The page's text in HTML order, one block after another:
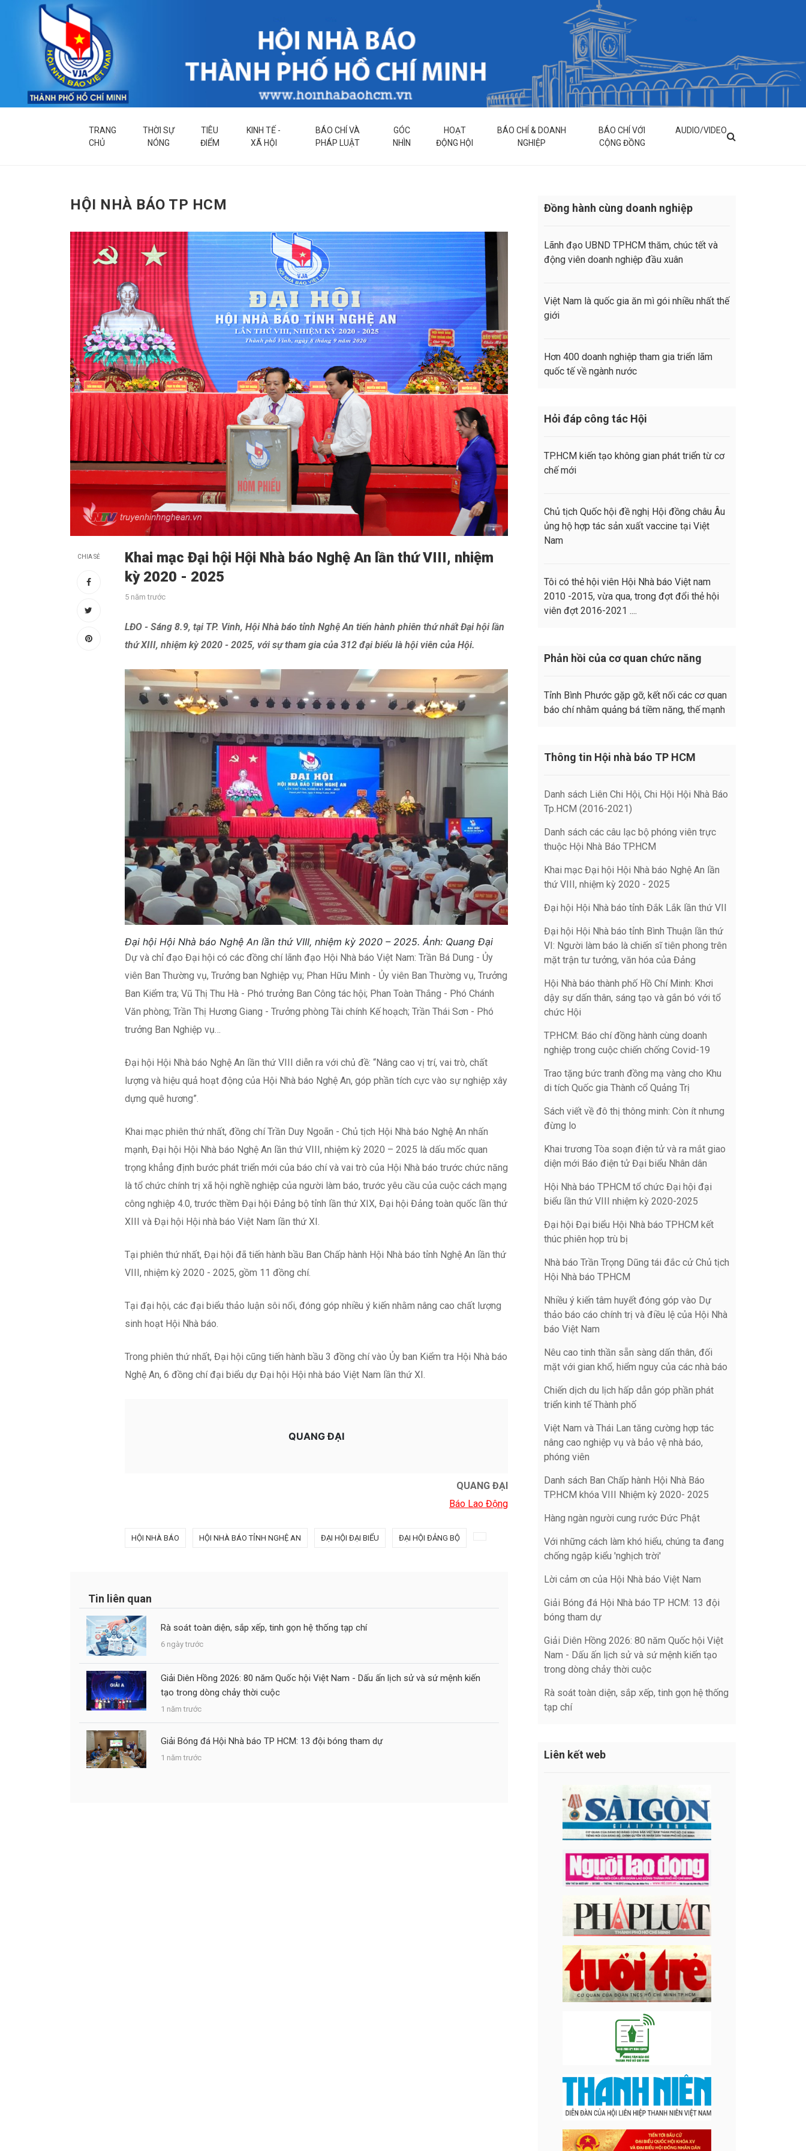
TRANG
CHỦ
THỜI SỰ
NÓNG
TIÊU
ĐIỂM
KINH TẾ -
XÃ HỘI
BÁO CHÍ VÀ
PHÁP LUẬT
GÓC
NHÌN
HOẠT
ĐỘNG HỘI
BÁO CHÍ & DOANH
NGHIỆP
BÁO CHÍ VỚI
CỘNG ĐỒNG
AUDIO/VIDEO
HỘI NHÀ BÁO TP HCM
CHIA SẺ
Khai mạc Đại hội Hội Nhà báo Nghệ An lần thứ VIII, nhiệm
kỳ 2020 - 2025
5 năm trước
QUANG ĐẠI
Báo Lao Động
HỘI NHÀ BÁO HỘI NHÀ BÁO TỈNH NGHỆ AN ĐẠI HỘI ĐẠI BIỂU ĐẠI HỘI ĐẢNG BỘ
Tin liên quan
Rà soát toàn diện, sắp xếp, tinh gọn hệ thống tạp chí
6 ngày trước
Giải Diên Hồng 2026: 80 năm Quốc hội Việt Nam - Dấu ấn lịch sử và sứ mệnh kiến
tạo trong dòng chảy thời cuộc
1 năm trước
Giải Bóng đá Hội Nhà báo TP HCM: 13 đội bóng tham dự
1 năm trước
Đồng hành cùng doanh nghiệp
Lãnh đạo UBND TPHCM thăm, chúc tết và
động viên doanh nghiệp đầu xuân
Việt Nam là quốc gia ăn mì gói nhiều nhất thế
giới
Hơn 400 doanh nghiệp tham gia triển lãm
quốc tế về ngành nước
Hỏi đáp công tác Hội
TP.HCM kiến tạo không gian phát triển từ cơ
chế mới
Chủ tịch Quốc hội đề nghị Hội đồng châu Âu
ủng hộ hợp tác sản xuất vaccine tại Việt
Nam
Tôi có thẻ hội viên Hội Nhà báo Việt nam
2010 -2015, vừa qua, trong đợt đổi thẻ hội
viên đợt 2016-2021 ....
Phản hồi của cơ quan chức năng
Tỉnh Bình Phước gặp gỡ, kết nối các cơ quan
báo chí nhằm quảng bá tiềm năng, thế mạnh
Thông tin Hội nhà báo TP HCM
Danh sách Liên Chi Hội, Chi Hội Hội Nhà Báo
Tp.HCM (2016-2021)
Danh sách các câu lạc bộ phóng viên trực
thuộc Hội Nhà Báo TP.HCM
Khai mạc Đại hội Hội Nhà báo Nghệ An lần
thứ VIII, nhiệm kỳ 2020 - 2025
Đại hội Hội Nhà báo tỉnh Đắk Lắk lần thứ VII
Đại hội Hội Nhà báo tỉnh Bình Thuận lần thứ
VI: Người làm báo là chiến sĩ tiên phong trên
mặt trận tư tưởng, văn hóa của Đảng
Hội Nhà báo thành phố Hồ Chí Minh: Khơi
dậy sự dấn thân, sáng tạo và gắn bó với tổ
chức Hội
TP.HCM: Báo chí đồng hành cùng doanh
nghiệp trong cuộc chiến chống Covid-19
Trao tặng bức tranh đồng mạ vàng cho Khu
di tích Quốc gia Thành cổ Quảng Trị
Sách viết về đô thị thông minh: Còn ít nhưng
đừng lo
Khai trương Tòa soạn điện tử và ra mắt giao
diện mới Báo điện tử Đại biểu Nhân dân
Hội Nhà báo TPHCM tổ chức Đại hội đại
biểu lần thứ VIII nhiệm kỳ 2020-2025
Đại hội Đại biểu Hội Nhà báo TPHCM kết
thúc phiên họp trù bị
Nhà báo Trần Trọng Dũng tái đắc cử Chủ tịch
Hội Nhà báo TPHCM
Nhiều ý kiến tâm huyết đóng góp vào Dự
thảo báo cáo chính trị và điều lệ của Hội Nhà
báo Việt Nam
Nêu cao tinh thần sẵn sàng dấn thân, đối
mặt với gian khổ, hiểm nguy của các nhà báo
Chiến dịch du lịch hấp dẫn góp phần phát
triển kinh tế Thành phố
Việt Nam và Thái Lan tăng cường hợp tác
nâng cao nghiệp vụ và bảo vệ nhà báo,
phóng viên
Danh sách Ban Chấp hành Hội Nhà Báo
TP.HCM khóa VIII Nhiệm kỳ 2020- 2025
Hàng ngàn người cung rước Đức Phật
Với những cách làm khó hiểu, chúng ta đang
chống ngập kiểu 'nghịch trời'
Lời cảm ơn của Hội Nhà báo Việt Nam
Giải Bóng đá Hội Nhà báo TP HCM: 13 đội
bóng tham dự
Giải Diên Hồng 2026: 80 năm Quốc hội Việt
Nam - Dấu ấn lịch sử và sứ mệnh kiến tạo
trong dòng chảy thời cuộc
Rà soát toàn diện, sắp xếp, tinh gọn hệ thống
tạp chí
Liên kết web